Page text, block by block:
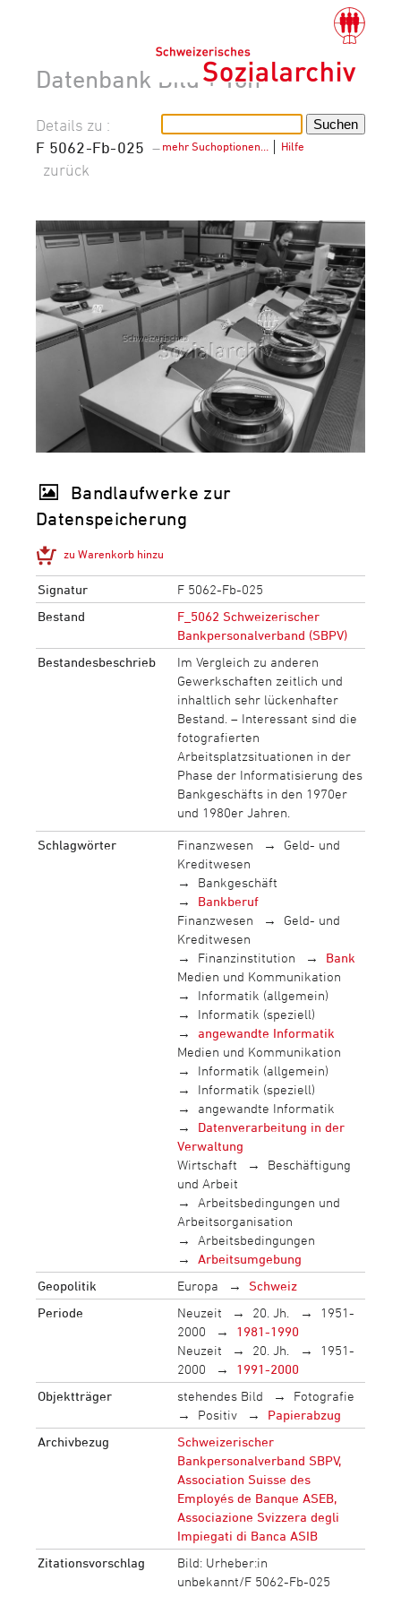
Datenbank Bild + Ton
mehr Suchoptionen… Hilfe
Details zu :
F 5062-Fb-025 –
zurück
Bandlaufwerke zur
Datenspeicherung
zu Warenkorb hinzu
Signatur
F 5062-Fb-025
Bestand
F_5062 Schweizerischer
Bankpersonalverband (SBPV)
Bestandesbeschrieb
Im Vergleich zu anderen
Gewerkschaften zeitlich und
inhaltlich sehr lückenhafter
Bestand. – Interessant sind die
fotografierten
Arbeitsplatzsituationen in der
Phase der Informatisierung des
Bankgeschäfts in den 1970er
und 1980er Jahren.
Schlagwörter Finanzwesen
Geld- und
Kreditwesen
Bankgeschäft
Bankberuf
Finanzwesen
Geld- und
Kreditwesen
Finanzinstitution
Bank
Medien und Kommunikation
Informatik (allgemein)
Informatik (speziell)
angewandte Informatik
Medien und Kommunikation
Informatik (allgemein)
Informatik (speziell)
angewandte Informatik
Datenverarbeitung in der
Verwaltung
Wirtschaft
Beschäftigung
und Arbeit
Arbeitsbedingungen und
Arbeitsorganisation
Arbeitsbedingungen
Arbeitsumgebung
Geopolitik
Europa
Schweiz
Periode
Neuzeit 20. Jh.
1951-
2000
1981-1990
Neuzeit
20. Jh.
1951-
2000
1991-2000
Objektträger
stehendes Bild
Fotografie
Positiv
Papierabzug
Archivbezug
Schweizerischer
Bankpersonalverband SBPV,
Association Suisse des
Employés de Banque ASEB,
Associazione Svizzera degli
Impiegati di Banca ASIB
Zitationsvorschlag
Bild: Urheber:in
unbekannt/F 5062-Fb-025